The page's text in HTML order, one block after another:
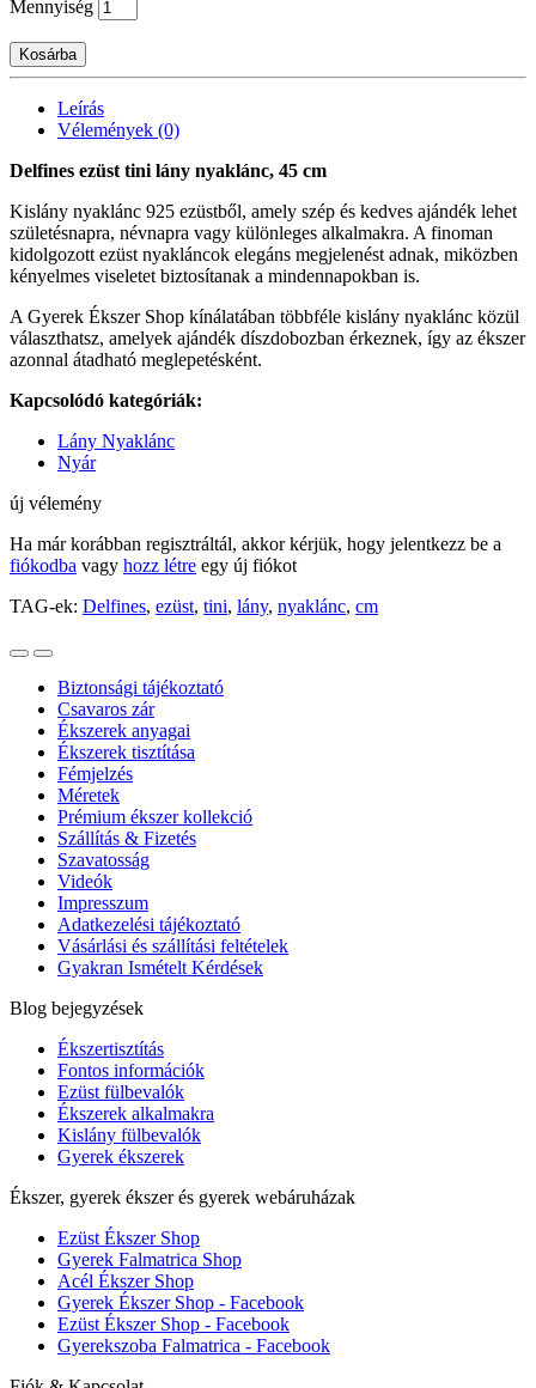
Mennyiség
Kosárba
Leírás
Vélemények (0)
Delfines ezüst tini lány nyaklánc, 45 cm
Kislány nyaklánc 925 ezüstből, amely szép és kedves ajándék lehet
születésnapra, névnapra vagy különleges alkalmakra. A finoman
kidolgozott ezüst nyakláncok elegáns megjelenést adnak, miközben
kényelmes viseletet biztosítanak a mindennapokban is.
A Gyerek Ékszer Shop kínálatában többféle kislány nyaklánc közül
választhatsz, amelyek ajándék díszdobozban érkeznek, így az ékszer
azonnal átadható meglepetésként.
Kapcsolódó kategóriák:
Lány Nyaklánc
Nyár
új vélemény
Ha már korábban regisztráltál, akkor kérjük, hogy jelentkezz be a
fiókodba vagy hozz létre egy új fiókot
TAG-ek: Delfines, ezüst, tini, lány, nyaklánc, cm
Biztonsági tájékoztató
Csavaros zár
Ékszerek anyagai
Ékszerek tisztítása
Fémjelzés
Méretek
Prémium ékszer kollekció
Szállítás & Fizetés
Szavatosság
Videók
Impresszum
Adatkezelési tájékoztató
Vásárlási és szállítási feltételek
Gyakran Ismételt Kérdések
Blog bejegyzések
Ékszertisztítás
Fontos információk
Ezüst fülbevalók
Ékszerek alkalmakra
Kislány fülbevalók
Gyerek ékszerek
Ékszer, gyerek ékszer és gyerek webáruházak
Ezüst Ékszer Shop
Gyerek Falmatrica Shop
Acél Ékszer Shop
Gyerek Ékszer Shop - Facebook
Ezüst Ékszer Shop - Facebook
Gyerekszoba Falmatrica - Facebook